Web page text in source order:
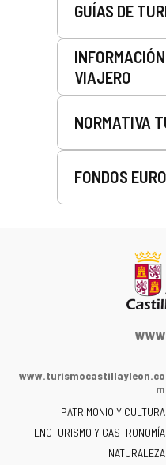
GUÍAS DE
VIAJERO
NORMATIVA
FONDOS
la
de
y
www.turismocastillayleon.co
m
PATRIMONIO Y CULTURA
ENOTURISMO Y GASTRONOMÍA
NATURALEZA